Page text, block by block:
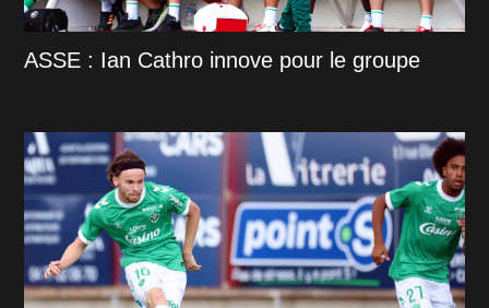
ASSE : Ian Cathro innove pour le groupe